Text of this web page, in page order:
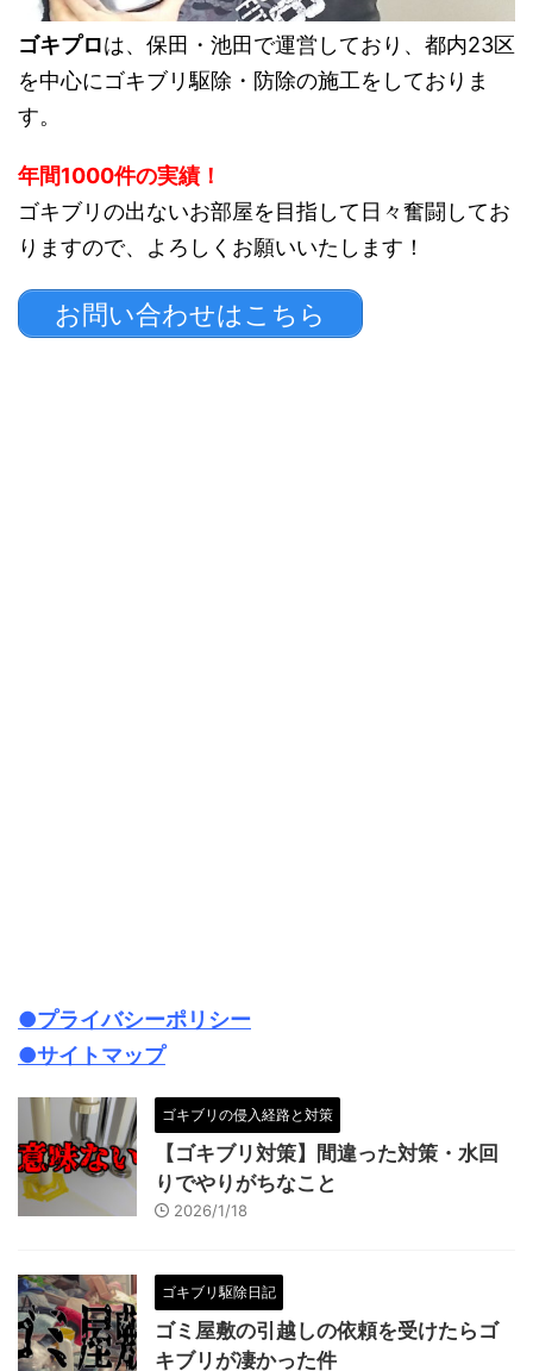
ゴキプロは、保田・池田で運営しており、都内23区
を中心にゴキブリ駆除・防除の施工をしておりま
す。
年間1000件の実績！
ゴキブリの出ないお部屋を目指して日々奮闘してお
りますので、よろしくお願いいたします！
お問い合わせはこちら
●プライバシーポリシー
●サイトマップ
ゴキブリの侵入経路と対策
【ゴキブリ対策】間違った対策・水回
りでやりがちなこと
2026/1/18
ゴキブリ駆除日記
ゴミ屋敷の引越しの依頼を受けたらゴ
キブリが凄かった件